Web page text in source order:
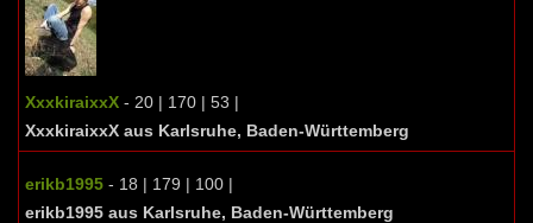
XxxkiraixxX - 20 | 170 | 53 |
XxxkiraixxX aus Karlsruhe, Baden-Württemberg
erikb1995 - 18 | 179 | 100 |
erikb1995 aus Karlsruhe, Baden-Württemberg